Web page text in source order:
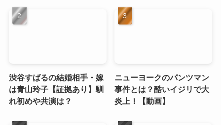
渋谷すばるの結婚相手・嫁
は青山玲子【証拠あり】馴
れ初めや共演は？
ニューヨークのパンツマン
事件とは？酷いイジリで大
炎上！【動画】